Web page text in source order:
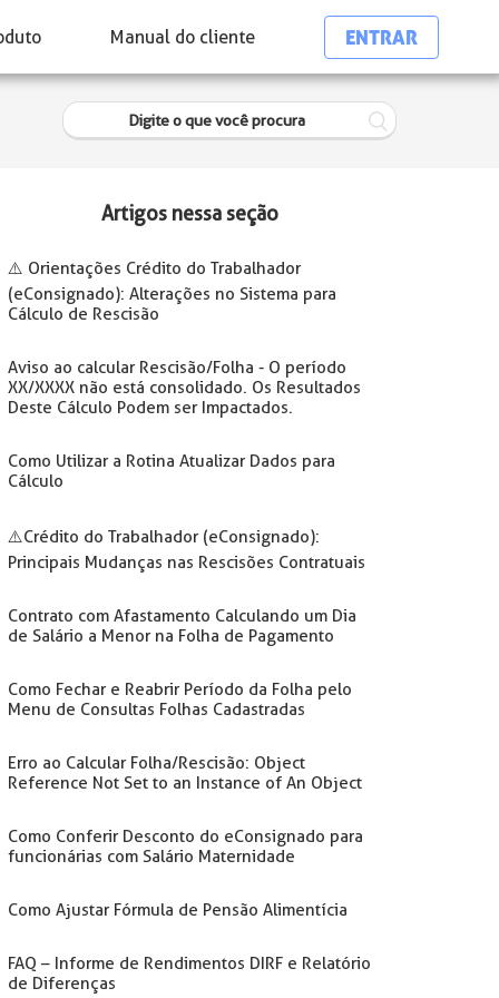
Manual do cliente ENTRAR
Artigos nessa seção
⚠️ Orientações Crédito do Trabalhador
(eConsignado): Alterações no Sistema para
Cálculo de Rescisão
Aviso ao calcular Rescisão/Folha - O período
XX/XXXX não está consolidado. Os Resultados
Deste Cálculo Podem ser Impactados.
Como Utilizar a Rotina Atualizar Dados para
Cálculo
⚠️Crédito do Trabalhador (eConsignado):
Principais Mudanças nas Rescisões Contratuais
Contrato com Afastamento Calculando um Dia
de Salário a Menor na Folha de Pagamento
Como Fechar e Reabrir Período da Folha pelo
Menu de Consultas Folhas Cadastradas
Erro ao Calcular Folha/Rescisão: Object
Reference Not Set to an Instance of An Object
Como Conferir Desconto do eConsignado para
funcionárias com Salário Maternidade
Como Ajustar Fórmula de Pensão Alimentícia
FAQ – Informe de Rendimentos DIRF e Relatório
de Diferenças